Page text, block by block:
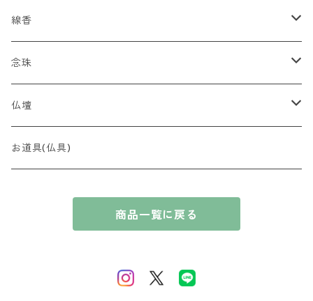
結納品
線香
贈り物
贈答用 ~5,000円
贈答用 ~7,000円
最高峰 時代（とき）の香
香木
摩黎（まれい）
淡紅梅（たんこうばい）
風情の香（ふぜいのかおり）
念珠
全宗派対応（略式）女性向け
全宗派対応（略式）男性向け
仏壇
コンパクト
お道具(仏具)
商品一覧に戻る